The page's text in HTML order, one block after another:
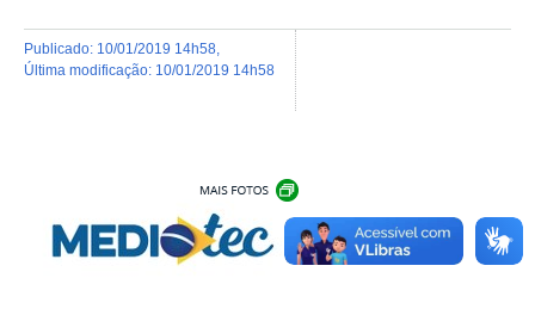
publicado: 10/01/2019 14h58
última modificação: 10/01/2019 14h58